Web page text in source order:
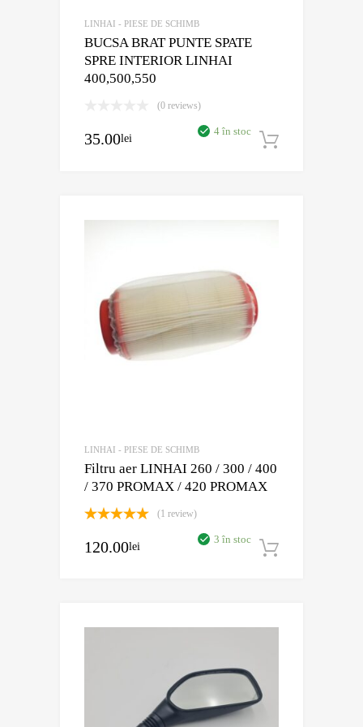
LINHAI - PIESE DE SCHIMB
BUCSA BRAT PUNTE SPATE
SPRE INTERIOR LINHAI
400,500,550
(0 reviews)
35.00lei
4 în stoc
LINHAI - PIESE DE SCHIMB
Filtru aer LINHAI 260 / 300 / 400
/ 370 PROMAX / 420 PROMAX
5.00din 5
(1 review)
120.00lei
3 în stoc